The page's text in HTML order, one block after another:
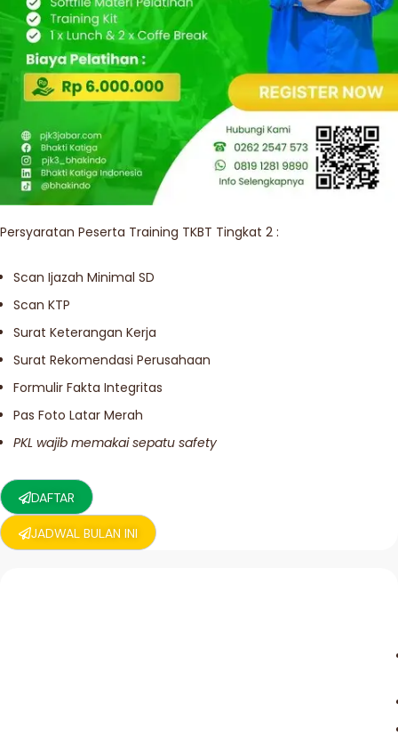
Persyaratan Peserta Training TKBT Tingkat 2 :
Scan Ijazah Minimal SD
Scan KTP
Surat Keterangan Kerja
Surat Rekomendasi Perusahaan
Formulir Fakta Integritas
Pas Foto Latar Merah
PKL wajib memakai sepatu safety
DAFTAR
JADWAL BULAN INI